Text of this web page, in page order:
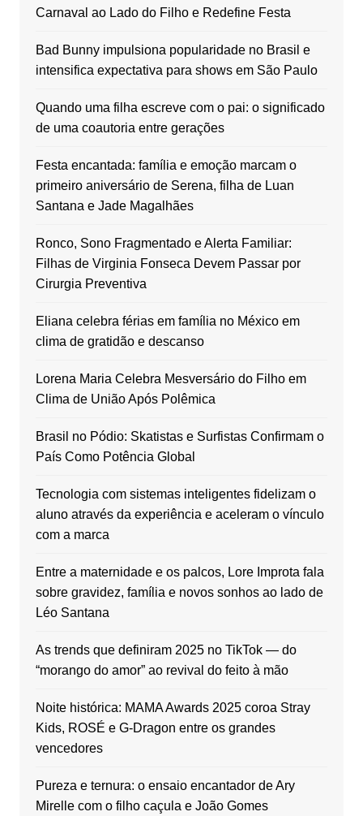
Carnaval ao Lado do Filho e Redefine Festa
Bad Bunny impulsiona popularidade no Brasil e
intensifica expectativa para shows em São Paulo
Quando uma filha escreve com o pai: o significado
de uma coautoria entre gerações
Festa encantada: família e emoção marcam o
primeiro aniversário de Serena, filha de Luan
Santana e Jade Magalhães
Ronco, Sono Fragmentado e Alerta Familiar:
Filhas de Virginia Fonseca Devem Passar por
Cirurgia Preventiva
Eliana celebra férias em família no México em
clima de gratidão e descanso
Lorena Maria Celebra Mesversário do Filho em
Clima de União Após Polêmica
Brasil no Pódio: Skatistas e Surfistas Confirmam o
País Como Potência Global
Tecnologia com sistemas inteligentes fidelizam o
aluno através da experiência e aceleram o vínculo
com a marca
Entre a maternidade e os palcos, Lore Improta fala
sobre gravidez, família e novos sonhos ao lado de
Léo Santana
As trends que definiram 2025 no TikTok — do
“morango do amor” ao revival do feito à mão
Noite histórica: MAMA Awards 2025 coroa Stray
Kids, ROSÉ e G‑Dragon entre os grandes
vencedores
Pureza e ternura: o ensaio encantador de Ary
Mirelle com o filho caçula e João Gomes